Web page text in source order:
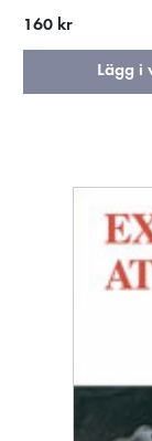
160 kr
Lägg i